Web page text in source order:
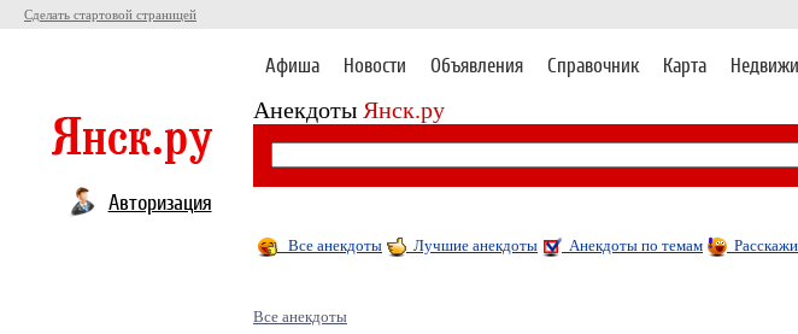
Сделать стартовой страницей
Афиша Новости Объявления Справочник Карта
Анекдоты Янск.ру
Авторизация
Все анекдоты Лучшие анекдоты Анекдоты по темам
Все анекдоты